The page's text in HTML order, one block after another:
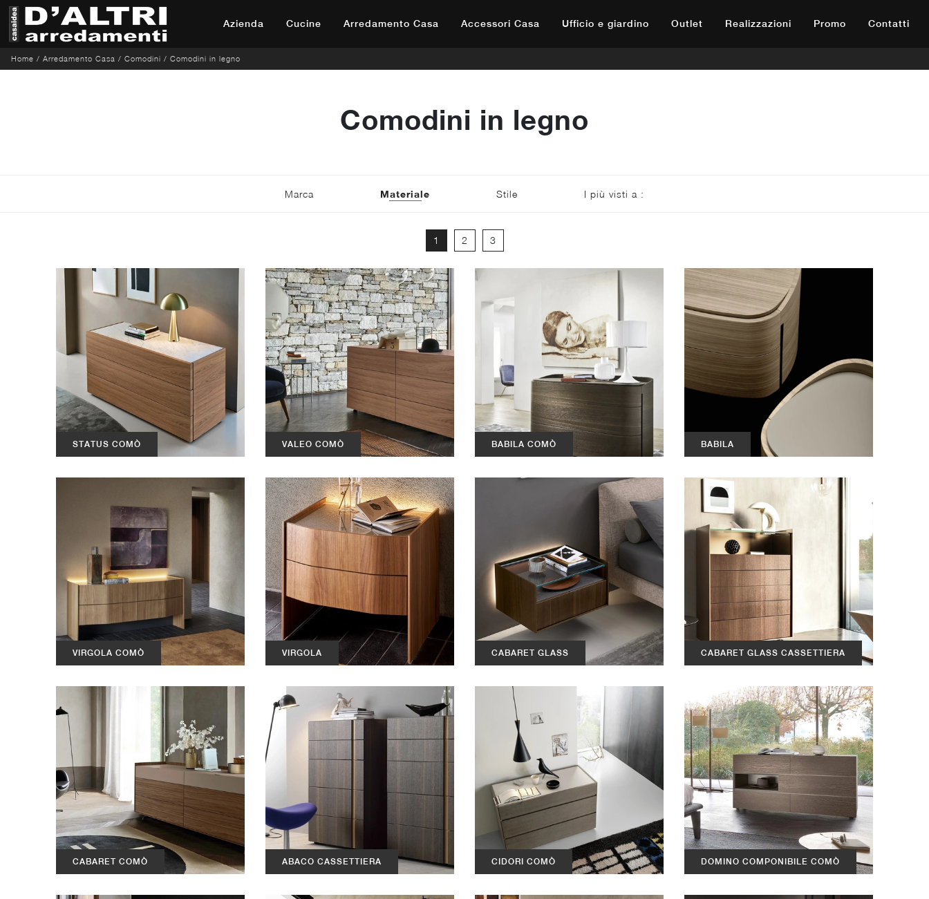
Azienda Cucine Arredamento Casa Accessori Casa Ufficio e giardino Outlet Realizzazioni Promo Contatti
Home / Arredamento Casa / Comodini / Comodini in legno
Comodini in legno
Marca Materiale Stile I più visti a :
1 2 3
STATUS COMÒ VALEO COMÒ BABILA COMÒ BABILA
VIRGOLA COMÒ VIRGOLA CABARET GLASS CABARET GLASS CASSETTIERA
CABARET COMÒ ABACO CASSETTIERA CIDORI COMÒ DOMINO COMPONIBILE COMÒ